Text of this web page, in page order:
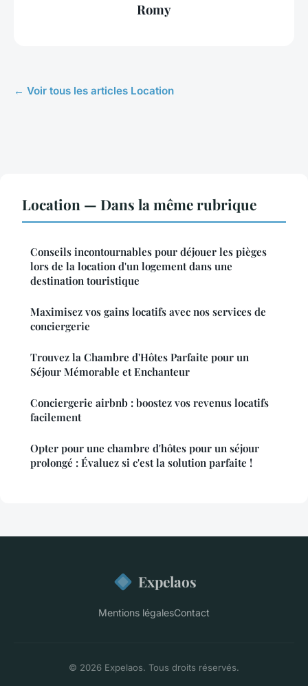
Romy
← Voir tous les articles Location
Location — Dans la même rubrique
Conseils incontournables pour déjouer les pièges
lors de la location d'un logement dans une
destination touristique
Maximisez vos gains locatifs avec nos services de
conciergerie
Trouvez la Chambre d'Hôtes Parfaite pour un
Séjour Mémorable et Enchanteur
Conciergerie airbnb : boostez vos revenus locatifs
facilement
Opter pour une chambre d'hôtes pour un séjour
prolongé : Évaluez si c'est la solution parfaite !
Expelaos
Mentions légalesContact
© 2026 Expelaos. Tous droits réservés.